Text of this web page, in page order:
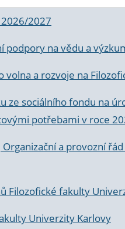
2027
na vědu a
a rozvoje na
ze sociálního fondu na
potřebami v roce
a provozní
Filozofické fakulty
Univerzity Karlovy